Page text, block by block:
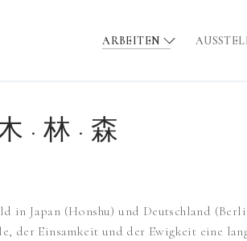
ARBEITEN
· 林 · 森
in Japan (Honshu) und Deutschland
der Einsamkeit und der Ewigkeit eine